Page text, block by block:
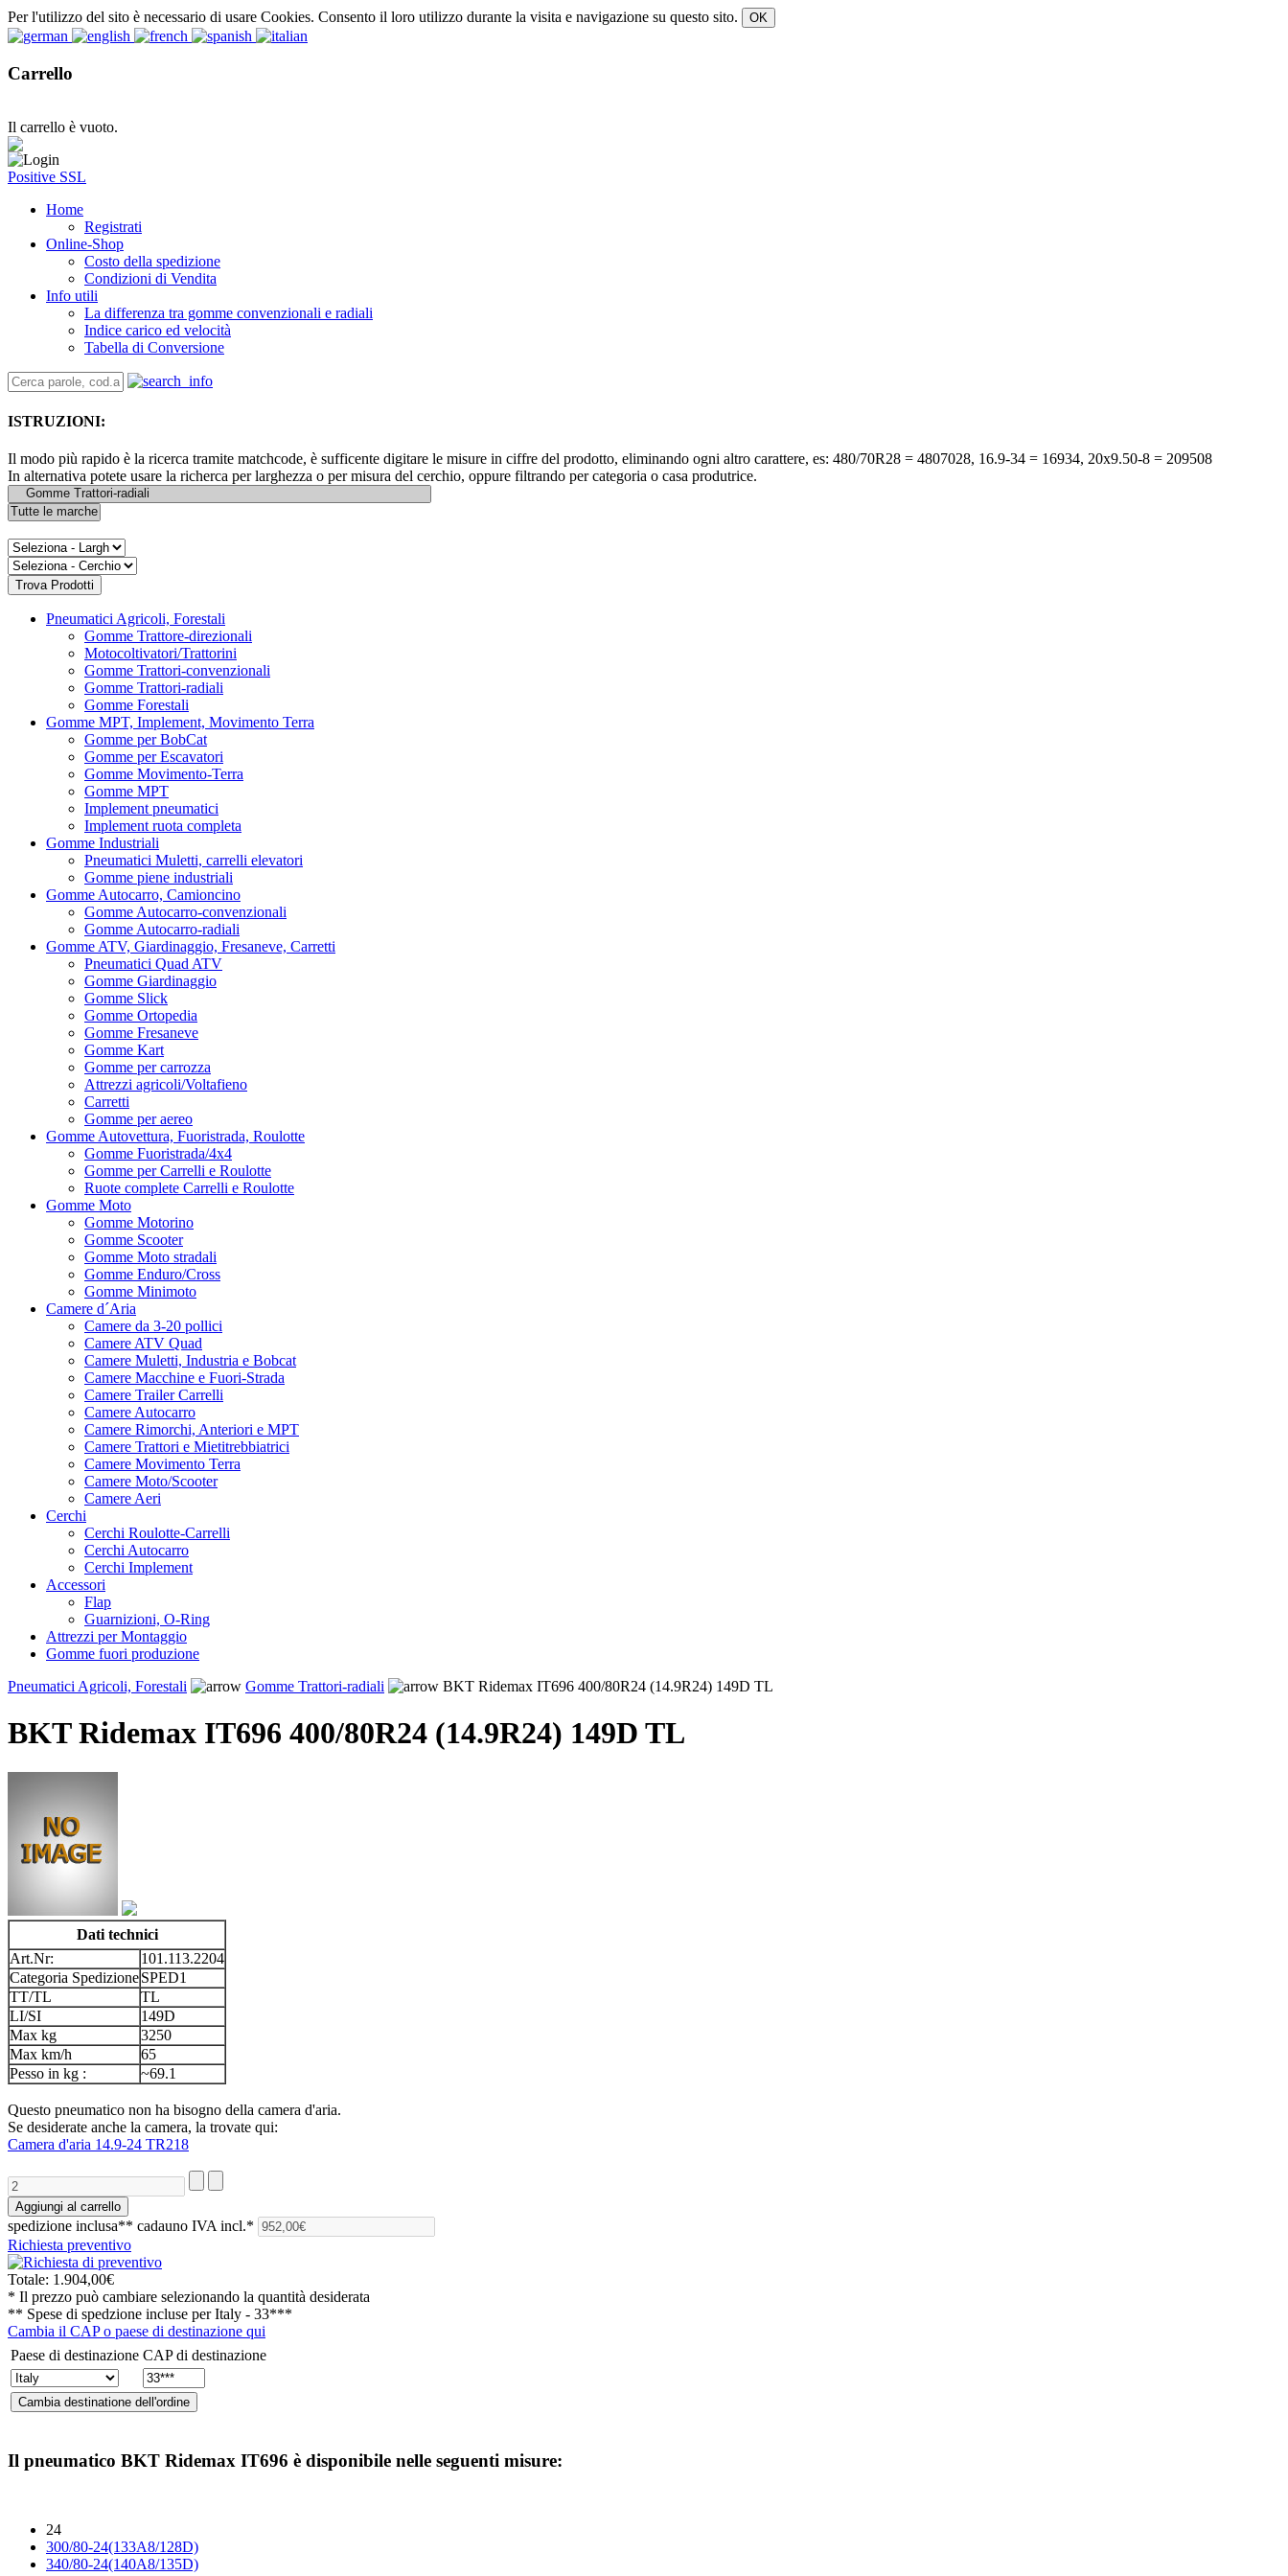
Per l'utilizzo del sito è necessario di usare Cookies. Consento il loro utilizzo durante la visita e navigazione su questo sito.
Carrello
Il carrello è vuoto.
Positive SSL
Home
Registrati
Online-Shop
Costo della spedizione
Condizioni di Vendita
Info utili
La differenza tra gomme convenzionali e radiali
Indice carico ed velocità
Tabella di Conversione
ISTRUZIONI:
Il modo più rapido è la ricerca tramite matchcode, è sufficente digitare le misure in ciffre del prodotto, eliminando ogni altro carattere, es: 480/70R28 = 4807028, 16.9-34 = 16934, 20x9.50-8 = 209508
In alternativa potete usare la richerca per larghezza o per misura del cerchio, oppure filtrando per categoria o casa produtrice.
Pneumatici Agricoli, Forestali
Gomme Trattore-direzionali
Motocoltivatori/Trattorini
Gomme Trattori-convenzionali
Gomme Trattori-radiali
Gomme Forestali
Gomme MPT, Implement, Movimento Terra
Gomme per BobCat
Gomme per Escavatori
Gomme Movimento-Terra
Gomme MPT
Implement pneumatici
Implement ruota completa
Gomme Industriali
Pneumatici Muletti, carrelli elevatori
Gomme piene industriali
Gomme Autocarro, Camioncino
Gomme Autocarro-convenzionali
Gomme Autocarro-radiali
Gomme ATV, Giardinaggio, Fresaneve, Carretti
Pneumatici Quad ATV
Gomme Giardinaggio
Gomme Slick
Gomme Ortopedia
Gomme Fresaneve
Gomme Kart
Gomme per carrozza
Attrezzi agricoli/Voltafieno
Carretti
Gomme per aereo
Gomme Autovettura, Fuoristrada, Roulotte
Gomme Fuoristrada/4x4
Gomme per Carrelli e Roulotte
Ruote complete Carrelli e Roulotte
Gomme Moto
Gomme Motorino
Gomme Scooter
Gomme Moto stradali
Gomme Enduro/Cross
Gomme Minimoto
Camere d´Aria
Camere da 3-20 pollici
Camere ATV Quad
Camere Muletti, Industria e Bobcat
Camere Macchine e Fuori-Strada
Camere Trailer Carrelli
Camere Autocarro
Camere Rimorchi, Anteriori e MPT
Camere Trattori e Mietitrebbiatrici
Camere Movimento Terra
Camere Moto/Scooter
Camere Aeri
Cerchi
Cerchi Roulotte-Carrelli
Cerchi Autocarro
Cerchi Implement
Accessori
Flap
Guarnizioni, O-Ring
Attrezzi per Montaggio
Gomme fuori produzione
Pneumatici Agricoli, Forestali
Gomme Trattori-radiali BKT Ridemax IT696 400/80R24 (14.9R24) 149D TL
BKT Ridemax IT696 400/80R24 (14.9R24) 149D TL
Dati technici
Art.Nr:
101.113.2204
Categoria SpedizioneSPED1
TT/TL
TL
LI/SI
149D
Max kg
3250
Max km/h
65
Pesso in kg :
~69.1
Questo pneumatico non ha bisogno della camera d'aria.
Se desiderate anche la camera, la trovate qui:
Camera d'aria 14.9-24 TR218
spedizione inclusa** cadauno IVA incl.*
Richiesta preventivo
Totale: 1.904,00€
* Il prezzo può cambiare selezionando la quantità desiderata
** Spese di spedzione incluse perItaly - 33***
Cambia il CAP o paese di destinazione qui
Paese di destinazione CAP di destinazione
Il pneumatico BKT Ridemax IT696 è disponibile nelle seguenti misure:
24
300/80-24(133A8/128D)
340/80-24(140A8/135D)